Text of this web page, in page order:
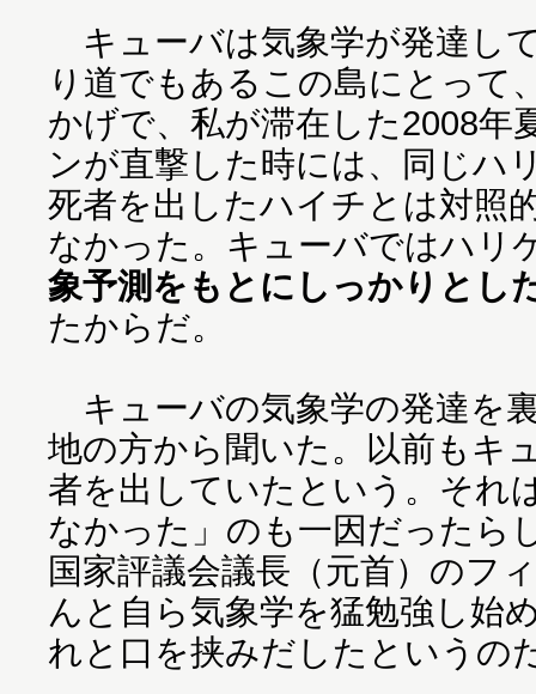
キューバは気象学が発達し
り道でもあるこの島にとって
かげで、私が滞在した2008年
ンが直撃した時には、同じハ
死者を出したハイチとは対照
なかった。キューバではハリ
象予測をもとにしっかりとし
たからだ。
キューバの気象学の発達を
地の方から聞いた。以前もキ
者を出していたという。それ
なかった」のも一因だったら
国家評議会議長（元首）のフ
んと自ら気象学を猛勉強し始
れと口を挟みだしたというの